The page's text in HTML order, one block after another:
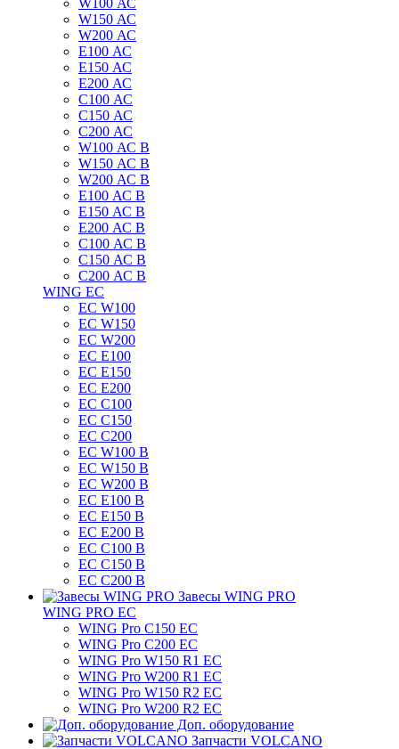
W100 АС
W150 АС
W200 АС
E100 АС
E150 АС
E200 АС
C100 АС
C150 АС
C200 АС
W100 АС B
W150 АС B
W200 АС B
E100 АС B
E150 АС B
E200 АС B
C100 АС B
C150 АС B
C200 АС B
WING EC
ЕС W100
ЕС W150
ЕС W200
ЕС E100
ЕС E150
ЕС E200
ЕС C100
EC C150
ЕС C200
ЕС W100 B
ЕС W150 B
ЕС W200 B
ЕС E100 B
ЕС E150 B
ЕС E200 B
ЕС C100 B
EC C150 B
ЕС C200 B
Завесы WING PRO
WING PRO EC
WING Pro C150 EC
WING Pro C200 EC
WING Pro W150 R1 EC
WING Pro W200 R1 EC
WING Pro W150 R2 EC
WING Pro W200 R2 EC
Доп. оборудование
Запчасти VOLCANO